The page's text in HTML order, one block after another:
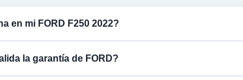
en mi FORD F250 2022?
la garantía de FORD?